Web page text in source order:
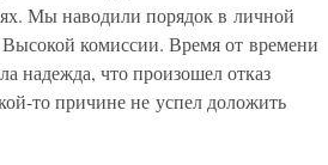
Мы наводили порядок в личной
комиссии. Время от времени
надежда, что произошел отказ
то причине не успел доложить